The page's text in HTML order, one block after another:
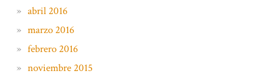
abril 2016
marzo 2016
febrero 2016
noviembre 2015